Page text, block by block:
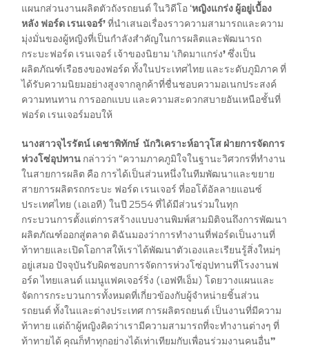
SYNC & Navigation Updates
ข้อมูล SYNC®
ข้อมูล SYNC®2
ข้อมูล SYNC®3
OTA สำหรับ Ranger
OTA สำหรับ Everest
บริการหลังการขาย
โปรโมชั่นประจำเดือน
Customer Journey บริการเพื่อลูกค้าฟ
อร์ด
โปรแกรมการขยายรับประกันอะไหล่ 2 ปี
หรือ 50,000
กิโลเมตร
เครื่องมือช่วยประเมินค่าอะไหล่และ
ค่าแรง
สำหรับงานเช็คระยะ Service Price
Calculator
แผนกส่วนงานผลิตตัวถังรถยนต์ ในวิดีโอ ‘หญิงแกร่ง ผู้อยู่เบื้อง
หลัง ฟอร์ด เรนเจอร์’ที่นำเสนอเรื่องราวความสามารถและความ
มุ่งมั่นของผู้หญิงที่เป็นกำลังสำคัญในการผลิตและพัฒนารถ
กระบะฟอร์ด เรนเจอร์ เจ้าของนิยาม ‘เกิดมาแกร่ง’ซึ่งเป็น
ผลิตภัณฑ์เรือธงของฟอร์ด ทั้งในประเทศไทย และระดับภูมิภาค ที่
ได้รับความนิยมอย่างสูงจากลูกค้าที่ชื่นชอบความอเนกประสงค์
ความทนทาน การออกแบบ และความสะดวกสบายอันเหนือชั้นที่
ฟอร์ด เรนเจอร์มอบให้
นางสาวจุไรรัตน์ เดชาพิทักษ์ นักวิเคราะห์อาวุโส ฝ่ายการจัดการ
ห่วงโซ่อุปทาน กล่าวว่า “ความภาคภูมิใจในฐานะวิศวกรที่ทำงาน
ในสายการผลิต คือ การได้เป็นส่วนหนึ่งในทีมพัฒนาและขยาย
สายการผลิตรถกระบะ ฟอร์ด เรนเจอร์ ที่ออโต้อัลลายแอนซ์
ประเทศไทย (เอเอที) ในปี 2554 ที่ได้มีส่วนร่วมในทุก
กระบวนการตั้งแต่การสร้างแบบงานพิมพ์สามมิติจนถึงการพัฒนา
ผลิตภัณฑ์ออกสู่ตลาด ดิฉันมองว่าการทำงานที่ฟอร์ดเป็นงานที่
ท้าทายและเปิดโอกาสให้เราได้พัฒนาตัวเองและเรียนรู้สิ่งใหม่ๆ
อยู่เสมอ ปัจจุบันรับผิดชอบการจัดการห่วงโซ่อุปทานที่โรงงานฟ
อร์ด ไทยแลนด์ แมนูแฟคเจอร์ริ่ง (เอฟทีเอ็ม) โดยวางแผนและ
จัดการกระบวนการทั้งหมดที่เกี่ยวข้องกับผู้จำหน่ายชิ้นส่วน
รถยนต์ ทั้งในและต่างประเทศ การผลิตรถยนต์ เป็นงานที่มีความ
ท้าทาย แต่ถ้าผู้หญิงคิดว่าเรามีความสามารถที่จะทำงานต่างๆ ที่
ท้าทายได้ คุณก็ทำทุกอย่างได้เท่าเทียมกับเพื่อนร่วมงานคนอื่น”